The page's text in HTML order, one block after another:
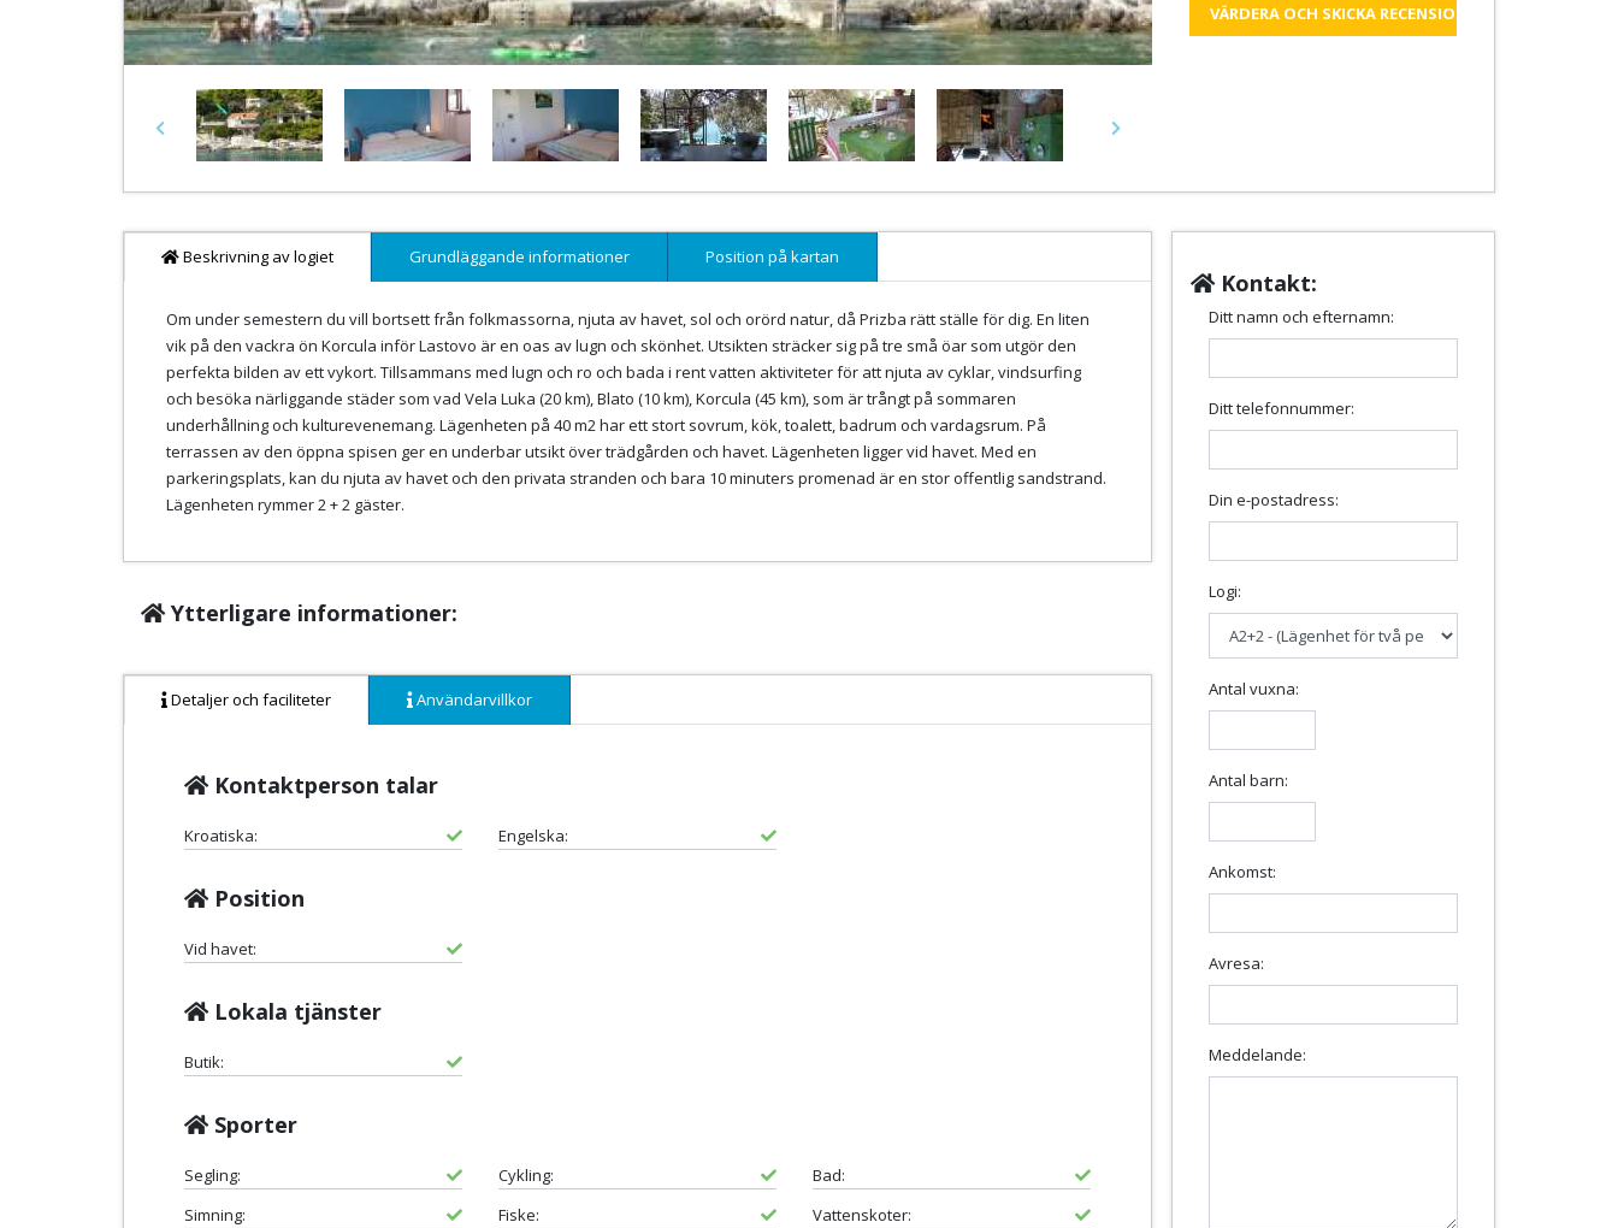
Previous Next
VÄRDERA OCH SKICKA RECENSIONEN
Beskrivning av logiet Grundläggande informationer Position på kartan
Om under semestern du vill bortsett från folkmassorna, njuta av havet, sol och orörd natur, då Prizba rätt ställe för dig. En liten
vik på den vackra ön Korcula inför Lastovo är en oas av lugn och skönhet. Utsikten sträcker sig på tre små öar som utgör den
perfekta bilden av ett vykort. Tillsammans med lugn och ro och bada i rent vatten aktiviteter för att njuta av cyklar, vindsurfing
och besöka närliggande städer som vad Vela Luka (20 km), Blato (10 km), Korcula (45 km), som är trångt på sommaren
underhållning och kulturevenemang. Lägenheten på 40 m2 har ett stort sovrum, kök, toalett, badrum och vardagsrum. På
terrassen av den öppna spisen ger en underbar utsikt över trädgården och havet. Lägenheten ligger vid havet. Med en
parkeringsplats, kan du njuta av havet och den privata stranden och bara 10 minuters promenad är en stor offentlig sandstrand.
Lägenheten rymmer 2 + 2 gäster.
Ytterligare informationer:
Detaljer och faciliteter Användarvillkor
Kontaktperson talar
Kroatiska: Engelska:
Position
Vid havet:
Lokala tjänster
Butik:
Sporter
Segling: Cykling:
Bad:
Simning:
Fiske: Vattenskoter:
Kontakt:
Ditt namn och efternamn:
Ditt telefonnummer:
Din e-postadress:
Logi:
Antal vuxna:
Antal barn:
Ankomst:
Avresa:
Meddelande: